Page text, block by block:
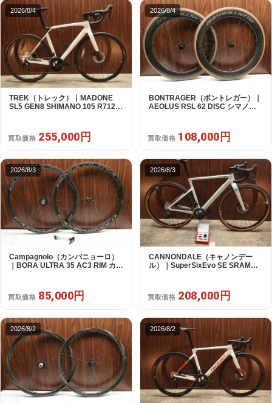
2026/8/4
TREK（トレック）｜MADONE
SL5 GEN8 SHIMANO 105 R7120
買取価格 255,000円
2026/8/4
BONTRAGER（ボントレガー）｜
AEOLUS RSL 62 DISC シマノフ
買取価格 108,000円
2026/8/3
Campagnolo（カンパニョーロ）
｜BORA ULTRA 35 AC3 RIM カン
買取価格 85,000円
2026/8/3
CANNONDALE（キャノンデー
ル）｜SuperSixEvo SE SRAM
年｜美品｜買取金額 208,000円
買取価格 208,000円
2026/8/2 2026/8/2